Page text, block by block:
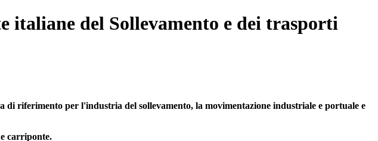
italiane del Sollevamento e dei trasporti
di riferimento per l'industria del sollevamento, la movimentazione industriale e portuale e
carriponte.